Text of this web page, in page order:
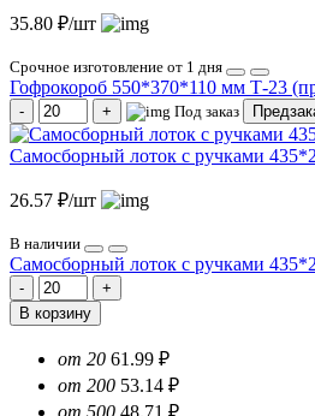
35.80 ₽/шт
Срочное изготовление от 1 дня
Гофрокороб 550*370*110 мм Т-23
Под заказ
Самосборный лоток с ручками
26.57 ₽/шт
В наличии
Самосборный лоток с ручками
В корзину
от 20 61.99 ₽
от 200 53.14 ₽
от 500 48.71 ₽